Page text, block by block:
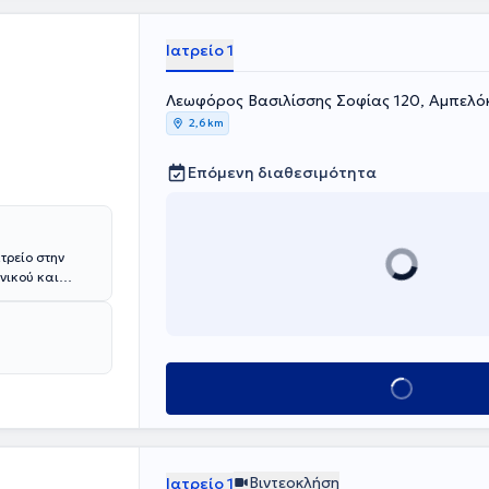
στην
και
και στη
ως υπεύθυνη
Ιατρείο 1
Λεωφόρος Βασιλίσσης Σοφίας 120,
2,6 km
Επόμενη διαθεσιμότητα
Κλείσε ραντεβού
Ιατρείο 1 Βιντεοκλήση